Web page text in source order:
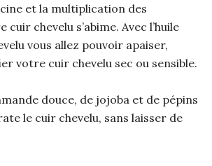
et la multiplication des
chevelu s’abime. Avec l’huile
vous allez pouvoir apaiser,
votre cuir chevelu sec ou sensible.
douce, de jojoba et de pépins
le cuir chevelu, sans laisser de